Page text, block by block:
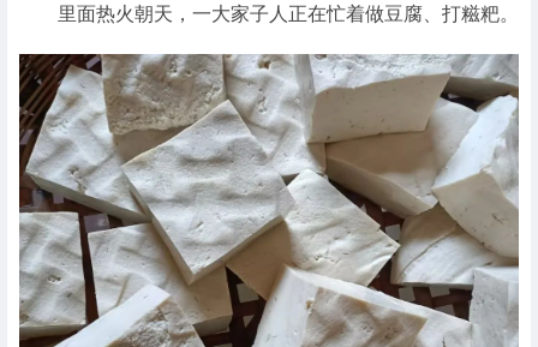
里面热火朝天，一大家子人正在忙着做豆腐、打糍粑。